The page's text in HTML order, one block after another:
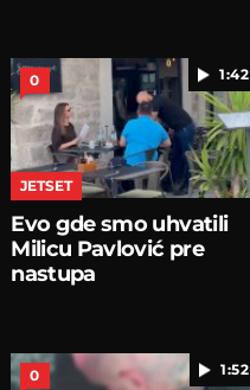
1:42
0
JETSET
Evo gde smo uhvatili
Milicu Pavlović pre
nastupa
1:52
0